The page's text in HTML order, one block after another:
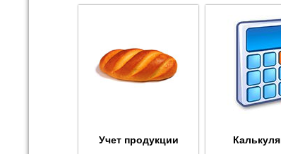
Учет продукции